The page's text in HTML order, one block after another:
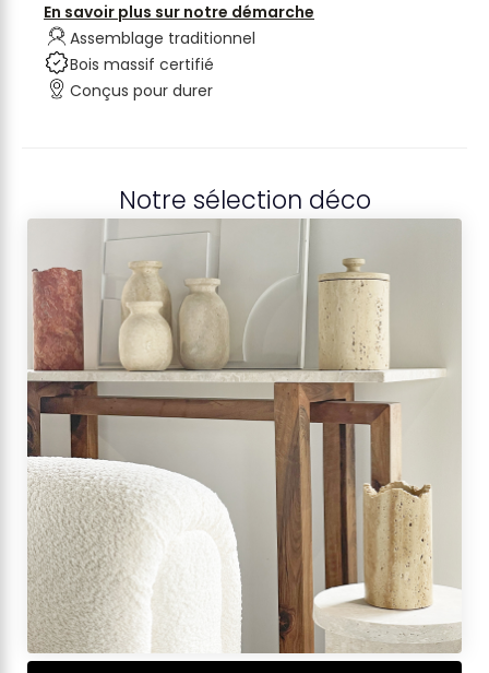
En savoir plus sur notre démarche
Assemblage traditionnel
Bois massif certifié
Conçus pour durer
Notre sélection déco